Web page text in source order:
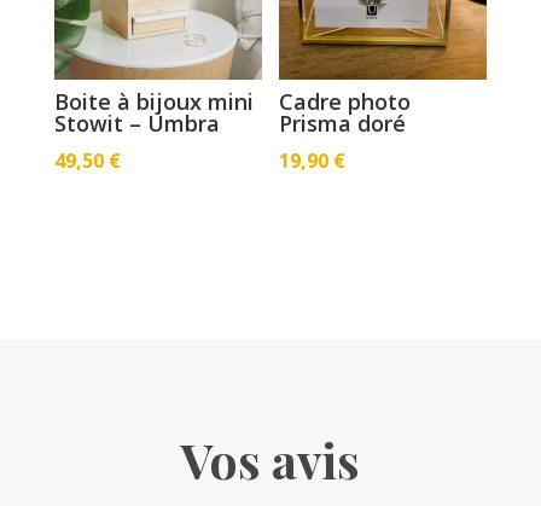
Boite à bijoux mini
Stowit – Umbra
49,50 €
Cadre photo
Prisma doré
19,90 €
Vos avis